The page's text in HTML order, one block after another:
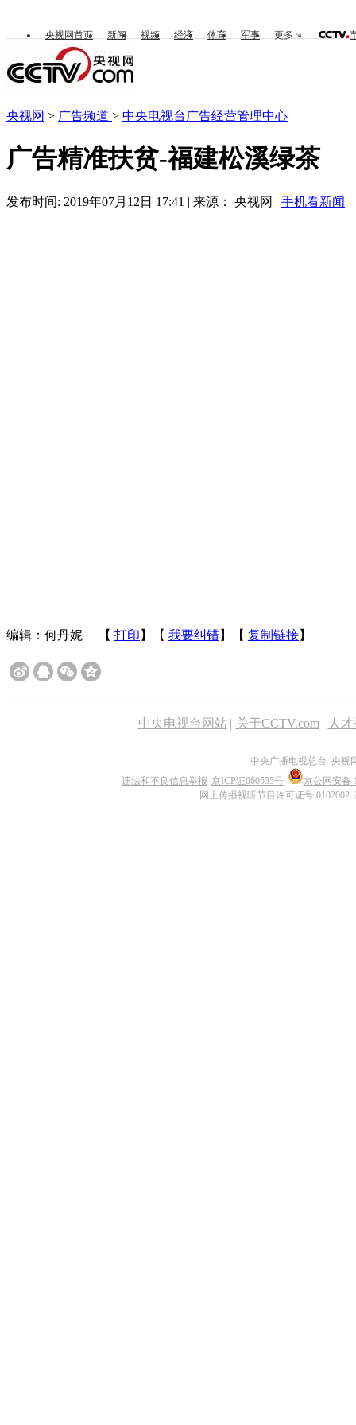
央视网首页 新闻 视频 经济 体育 军事 更多
央视网 > 广告频道 > 中央电视台广告经营管理中心
广告精准扶贫-福建松溪绿茶
发布时间: 2019年07月12日 17:41 | 来源： 央视网 | 手机看新闻
编辑：何丹妮 【 打印 】【 我要纠错】【 复制链接】
中央电视台网站 | 关于CCTV.com | 人
中央广播电视总台 央视
违法和不良信息举报 京ICP证060535号
京公网安备
网上传播视听节目许可证号 0102002